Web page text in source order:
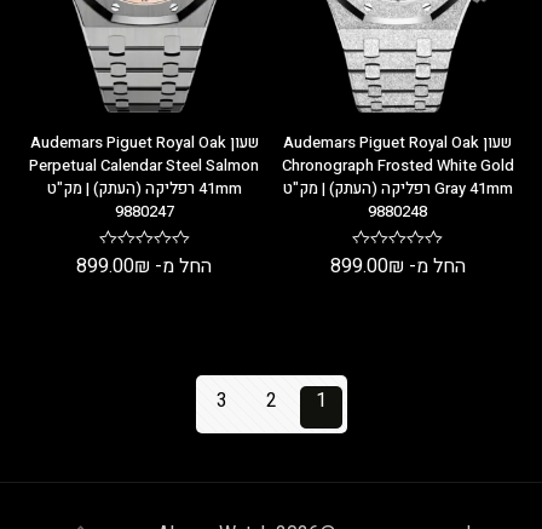
שעון Audemars Piguet Royal Oak
Chronograph Frosted White Gold
Gray 41mm רפליקה (העתק) | מק"ט
9880248
החל מ- 899.00₪
שעון Audemars Piguet Royal Oak
Perpetual Calendar Steel Salmon
41mm רפליקה (העתק) | מק"ט
9880247
החל מ- 899.00₪
1
2
3